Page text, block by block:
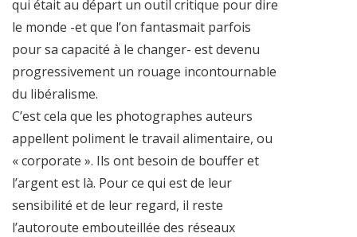
qui était au départ un outil critique pour dire
le monde -et que l’on fantasmait parfois
pour sa capacité à le changer- est devenu
progressivement un rouage incontournable
du libéralisme.
C’est cela que les photographes auteurs
appellent poliment le travail alimentaire, ou
« corporate ». Ils ont besoin de bouffer et
l’argent est là. Pour ce qui est de leur
sensibilité et de leur regard, il reste
l’autoroute embouteillée des réseaux